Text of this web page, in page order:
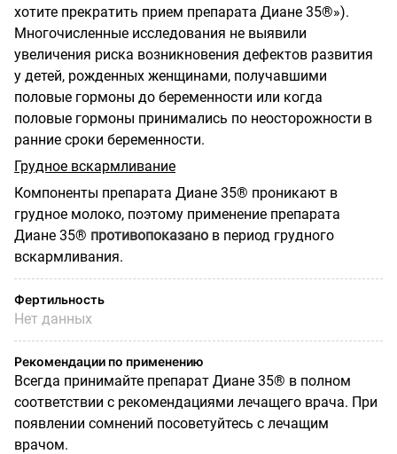
хотите прекратить прием препарата Диане 35®»).
Многочисленные исследования не выявили
увеличения риска возникновения дефектов развития
у детей, рожденных женщинами, получавшими
половые гормоны до беременности или когда
половые гормоны принимались по неосторожности в
ранние сроки беременности.
Грудное вскармливание
Компоненты препарата Диане 35® проникают в
грудное молоко, поэтому применение препарата
Диане 35® противопоказано в период грудного
вскармливания.
Фертильность
Нет данных
Рекомендации по применению
Всегда принимайте препарат Диане 35® в полном
соответствии с рекомендациями лечащего врача. При
появлении сомнений посоветуйтесь с лечащим
врачом.